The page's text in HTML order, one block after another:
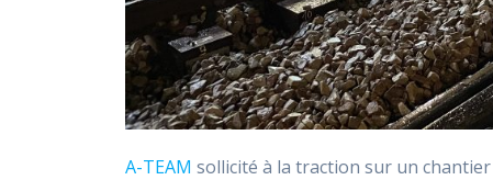
A-TEAM sollicité à la traction sur un chantier